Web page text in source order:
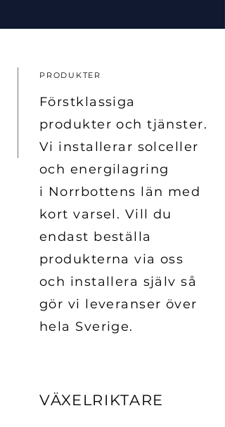
PRODUKTER
Förstklassiga
produkter och tjänster.
Vi installerar solceller
och energilagring
i Norrbottens län med
kort varsel. Vill du
endast beställa
produkterna via oss
och installera själv så
gör vi leveranser över
hela Sverige.
VÄXELRIKTARE